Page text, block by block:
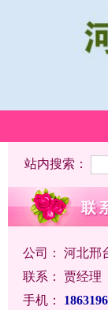
站内搜索：
公司： 河北邢
联系： 贾经理
手机：